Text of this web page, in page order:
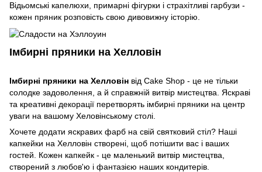
Відьомські капелюхи, примарні фігурки і страхітливі гарбузи -
кожен пряник розповість свою дивовижну історію.
Імбирні пряники на Хелловін
Імбирні пряники на Хелловін від Cake Shop - це не тільки
солодке задоволення, а й справжній витвір мистецтва. Яскраві
та креативні декорації перетворять імбирні пряники на центр
уваги на вашому Хеловінському столі.
Хочете додати яскравих фарб на свій святковий стіл? Наші
капкейки на Хелловін створені, щоб потішити вас і ваших
гостей. Кожен капкейк - це маленький витвір мистецтва,
створений з любов'ю і фантазією наших кондитерів.